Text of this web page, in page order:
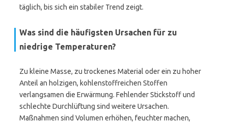
täglich, bis sich ein stabiler Trend zeigt.
Was sind die häufigsten Ursachen für zu
niedrige Temperaturen?
Zu kleine Masse, zu trockenes Material oder ein zu hoher
Anteil an holzigen, kohlenstoffreichen Stoffen
verlangsamen die Erwärmung. Fehlender Stickstoff und
schlechte Durchlüftung sind weitere Ursachen.
Maßnahmen sind Volumen erhöhen, feuchter machen,